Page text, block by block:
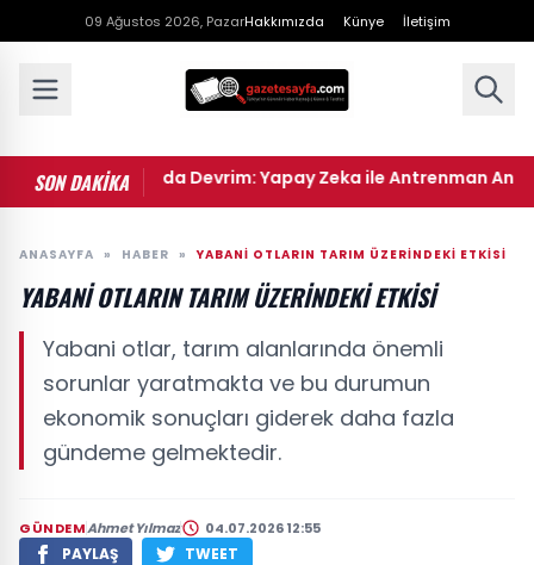
09 Ağustos 2026, PazarHakkımızda Künye İletişim
SON DAKİKA
Dünyasında Devrim: Yapay Zeka ile Antrenman Analizi
ANASAYFA » HABER » YABANI OTLARIN TARIM ÜZERINDEKI ETKISI
YABANI OTLARIN TARIM ÜZERINDEKI ETKISI
Yabani otlar, tarım alanlarında önemli
sorunlar yaratmakta ve bu durumun
ekonomik sonuçları giderek daha fazla
gündeme gelmektedir.
GÜNDEMAhmet Yılmaz 04.07.2026 12:55
PAYLAŞ TWEET